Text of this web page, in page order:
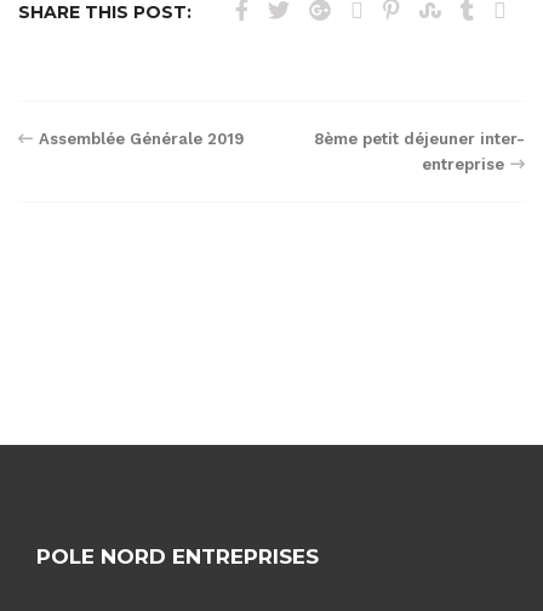
SHARE THIS POST:
Navigation
Assemblée Générale 2019
8ème petit déjeuner inter-
entreprise
POLE NORD ENTREPRISES